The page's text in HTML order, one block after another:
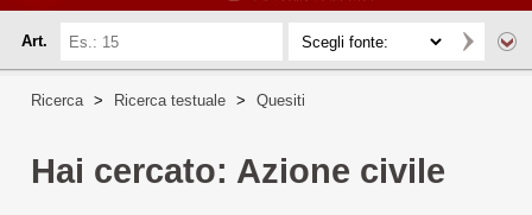
Art.
Ricerca > Ricerca testuale > Quesiti
Hai cercato: Azione civile